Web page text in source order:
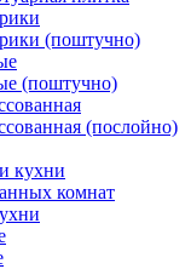
(поштучно)
(поштучно)
(послойно)
кухни
комнат